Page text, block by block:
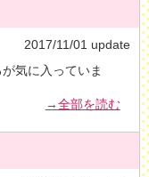
2017/11/01 update
気に入っていま
→全部を読む